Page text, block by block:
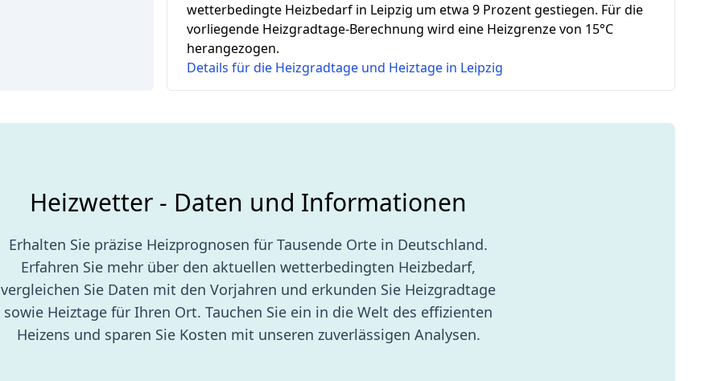
wetterbedingte Heizbedarf in Leipzig um etwa 9 Prozent gestiegen. Für die
vorliegende Heizgradtage-Berechnung wird eine Heizgrenze von 15°C
herangezogen.
Details für die Heizgradtage und Heiztage in Leipzig
Heizwetter - Daten und Informationen
Erhalten Sie präzise Heizprognosen für Tausende Orte in Deutschland.
Erfahren Sie mehr über den aktuellen wetterbedingten Heizbedarf,
vergleichen Sie Daten mit den Vorjahren und erkunden Sie Heizgradtage
sowie Heiztage für Ihren Ort. Tauchen Sie ein in die Welt des effizienten
Heizens und sparen Sie Kosten mit unseren zuverlässigen Analysen.